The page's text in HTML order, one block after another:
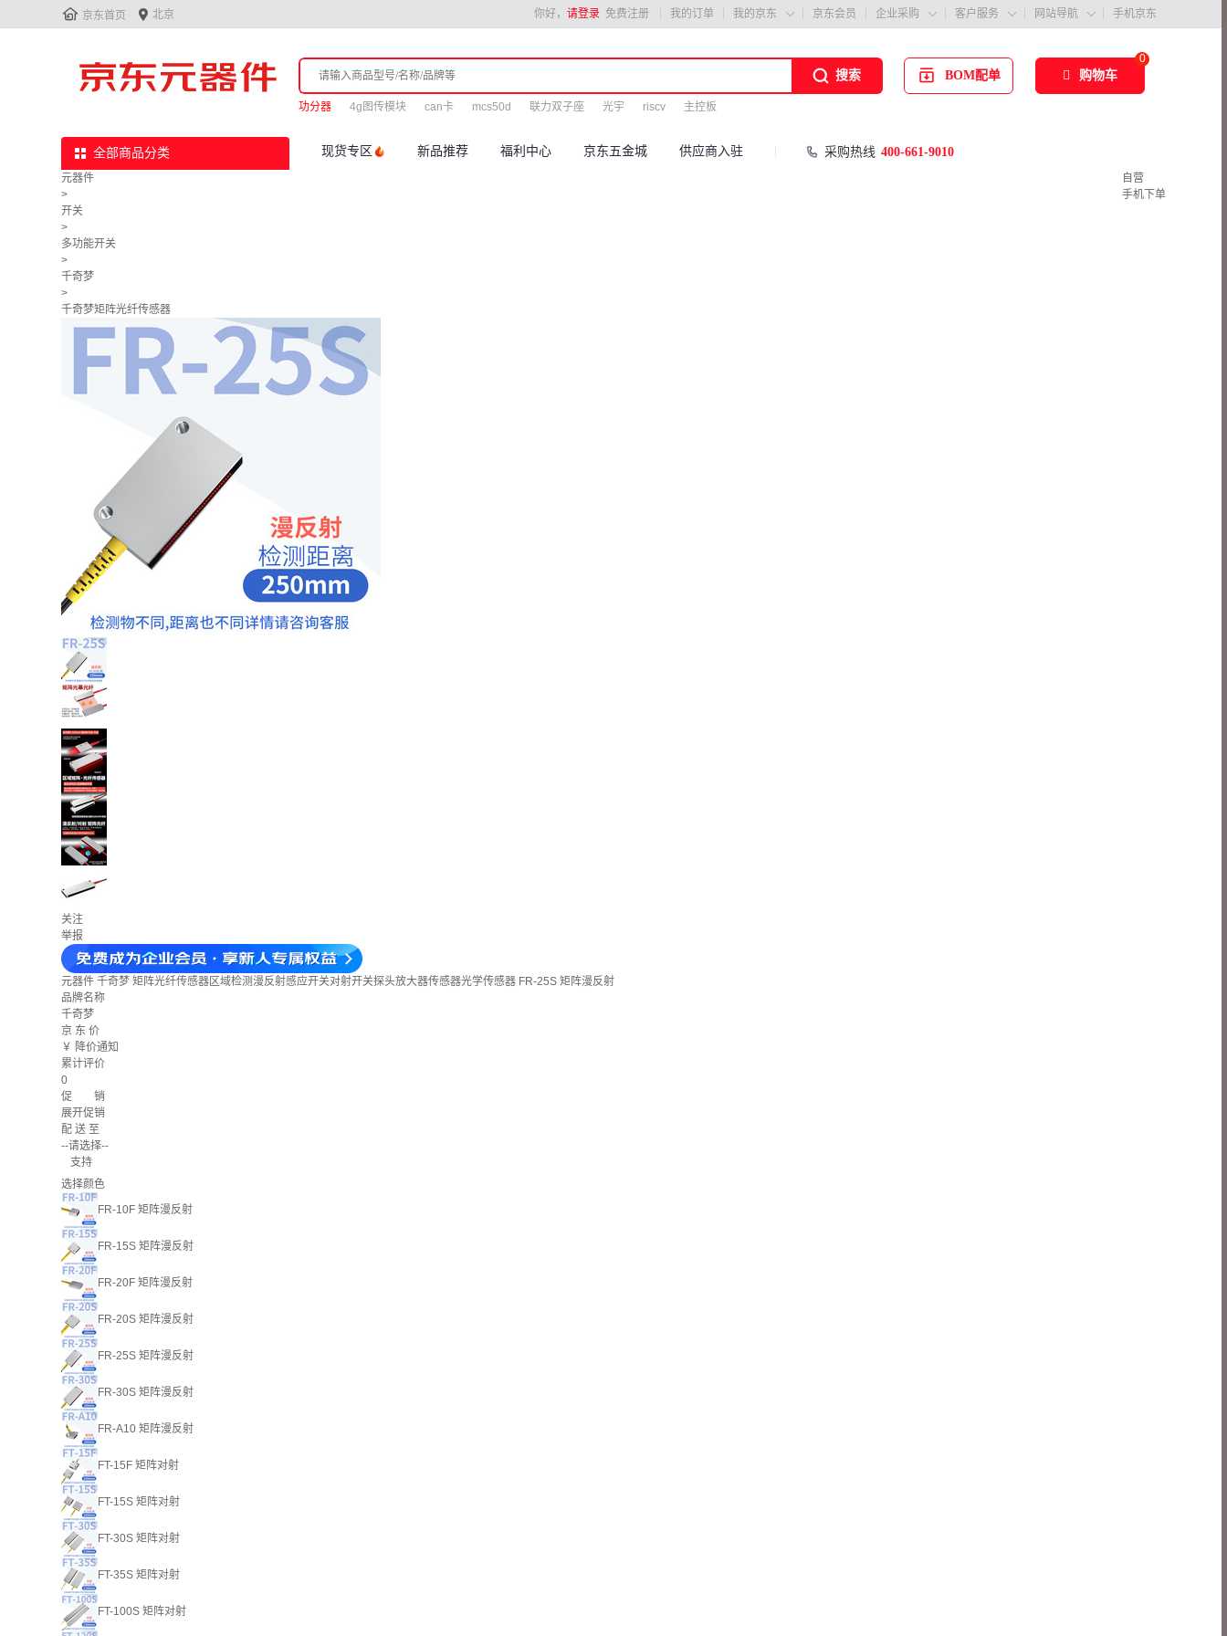
 京东首页  北京 你好， 请登录 免费注册 我的订单 我的京东  京东会员 企业采购  客户服务  网站导航  手机京东
搜索
功分器 4g图传模块 can卡 mcs50d 联力双子座 光宇 riscv 主控板
BOM配单
0
购物车
全部商品分类 现货专区 新品推荐 福利中心 京东五金城 供应商入驻 采购热线 400-661-9010
元器件
>
开关
>
多功能开关
>
千奇梦
>
千奇梦矩阵光纤传感器
自营
手机下单
关注
举报
元器件 千奇梦 矩阵光纤传感器区域检测漫反射感应开关对射开关探头放大器传感器光学传感器 FR-25S 矩阵漫反射
品牌名称
千奇梦
京 东 价
￥ 降价通知
累计评价
0
促 销
展开促销
配 送 至
--请选择--
支持
选择颜色
FR-10F 矩阵漫反射
FR-15S 矩阵漫反射
FR-20F 矩阵漫反射
FR-20S 矩阵漫反射
FR-25S 矩阵漫反射
FR-30S 矩阵漫反射
FR-A10 矩阵漫反射
FT-15F 矩阵对射
FT-15S 矩阵对射
FT-30S 矩阵对射
FT-35S 矩阵对射
FT-100S 矩阵对射